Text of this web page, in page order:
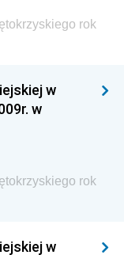
Budownictwa
Dróg
rok
w
w
rok
w